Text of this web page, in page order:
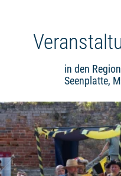
in den
Seenplatte,